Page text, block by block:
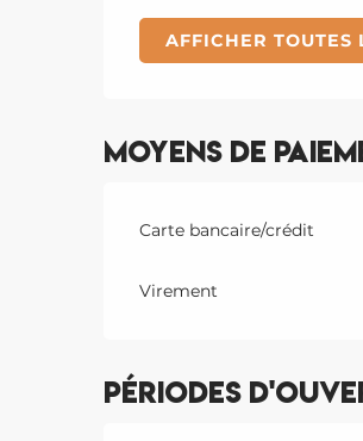
AFFICHER TOUTES
Moyens de
Carte bancaire/crédit
Virement
Périodes